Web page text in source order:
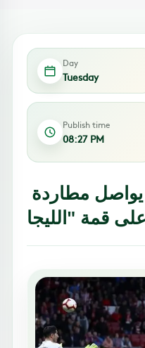
Day
Tuesday
Publish time
08:27 PM